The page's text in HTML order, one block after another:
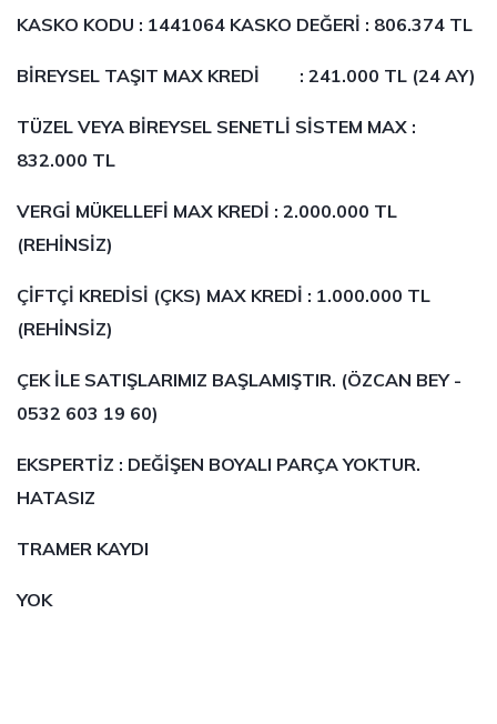
KASKO KODU : 1441064 KASKO DEĞERİ : 806.374 TL
BİREYSEL TAŞIT MAX KREDİ : 241.000 TL (24 AY)
TÜZEL VEYA BİREYSEL SENETLİ SİSTEM MAX :
832.000 TL
VERGİ MÜKELLEFİ MAX KREDİ : 2.000.000 TL
(REHİNSİZ)
ÇİFTÇİ KREDİSİ (ÇKS) MAX KREDİ : 1.000.000 TL
(REHİNSİZ)
ÇEK İLE SATIŞLARIMIZ BAŞLAMIŞTIR. (ÖZCAN BEY -
0532 603 19 60)
EKSPERTİZ : DEĞİŞEN BOYALI PARÇA YOKTUR.
HATASIZ
TRAMER KAYDI
YOK